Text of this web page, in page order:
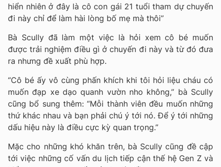
hiển nhiên ở đây là cô con gái 21 tuổi tham dự chuyến
đi này chỉ để làm hài lòng bố mẹ mà thôi”
Bà Scully đã làm một việc là hỏi xem cô bé muốn
được trải nghiệm điều gì ở chuyến đi này và từ đó đưa
ra nhưng đề xuất phù hợp.
“Cô bé ấy vô cùng phấn khích khi tôi hỏi liệu cháu có
muốn đạp xe dạo quanh vườn nho không,” bà Scully
cũng bổ sung thêm: “Mỗi thành viên đều muốn những
thứ khác nhau và bạn phải chú ý tới nó. Để ý tới những
dấu hiệu này là điều cực kỳ quan trọng.”
Mặc cho những khó khăn trên, bà Scully cũng đề cập
tới việc những cố vấn du lịch tiếp cận thế hệ Gen Z và